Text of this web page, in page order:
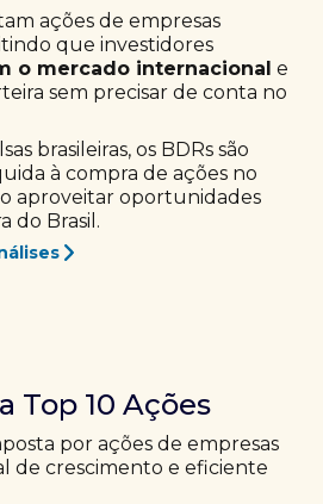
ações de empresas
que investidores
o mercado internacional e
sem precisar de conta no
brasileiras, os BDRs são
à compra de ações no
aproveitar oportunidades
do Brasil.
Top 10 Ações
por ações de empresas
de crescimento e eficiente